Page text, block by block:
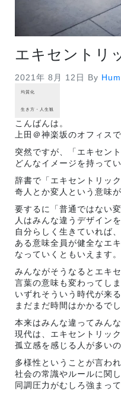
エキセントリ
2021年 8月 12日 By
均質化
生き方・人生観
こんばんは。
上田＠神楽坂のオフィスで
突然ですが、「エキセン
どんなイメージを持って
辞書で「エキセントリッ
奇人とか変人という意味
要するに「普通ではない
人はみんな違うデザイン
自分らしく生きていれば、
ある意味全員が健全なエ
なっていくともいえます。
みんながそうなるとエキ
言葉の意味も変わってしま
いずれそういう時代が来
まだまだ時間はかかるでし
本来はみんな違ってみん
現代は、エキセントリッ
孤立感を感じる人が多いの
多様性ということが言わ
社会の常識やルールに関
同調圧力がむしろ強まっ